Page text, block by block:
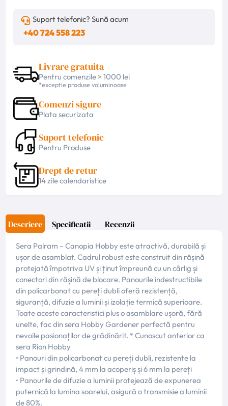
Suport telefonic? Sună acum
+40 724 558 223
Livrare gratuita
Pentru comenzile > 1000 lei
*excepție produse voluminoase
Comenzi sigure
Plata securizata
Suport telefonic
Pentru Produse
Drept de retur
14 zile calendaristice
Descriere Specificatii Recenzii
Sera Palram – Canopia Hobby este atractivă, durabilă și
ușor de asamblat. Cadrul robust este construit din rășină
protejată împotriva UV și ținut împreună cu un cârlig și
conectori din rășină de blocare. Panourile indestructibile
din policarbonat cu pereți dubli oferă rezistență,
siguranță, difuzie a luminii și izolație termică superioare.
Toate aceste caracteristici plus o asamblare ușoră, fără
unelte, fac din sera Hobby Gardener perfectă pentru
nevoile pasionaților de grădinărit. * Cunoscut anterior ca
sera Rion Hobby
• Panouri din policarbonat cu pereți dubli, rezistente la
impact și grindină, 4 mm la acoperiș și 6 mm la pereți
• Panourile de difuzie a luminii protejează de expunerea
puternică la lumina soarelui, asigură o transmisie a luminii
de 80%.